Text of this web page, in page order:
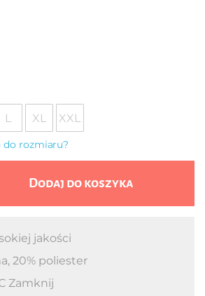
L XL XXL
do rozmiaru?
Dodaj do koszyka
jakości
20% poliester
Zamknij